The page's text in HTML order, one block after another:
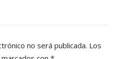
no será publicada. Los